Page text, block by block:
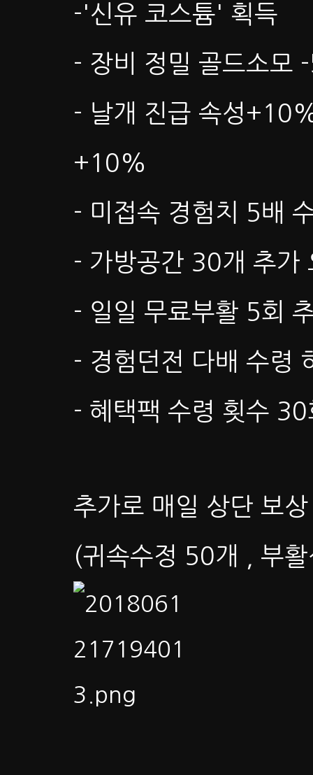
-'신유 코스튬' 획득
- 장비 정밀 골드소
- 날개 진급 속성
+10%
- 미접속 경험치 5배
- 가방공간 30개 추가
- 일일 무료부활 5회
- 경험던전 다배 수령
- 혜택팩 수령 횟수 30
추가로 매일 상단 보
(귀속수정 50개 , 부